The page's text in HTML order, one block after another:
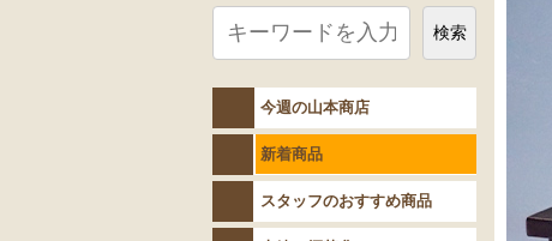
検索
今週の山本商店
新着商品
スタッフのおすすめ商品